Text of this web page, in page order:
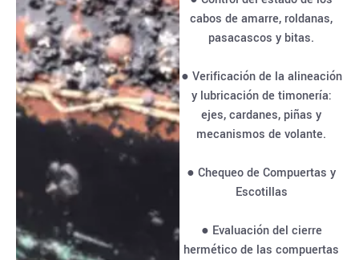
cabos de amarre, roldanas,
pasacascos y bitas.
● Verificación de la alineación
y lubricación de timonería:
ejes, cardanes, piñas y
mecanismos de volante.
● Chequeo de Compuertas y
Escotillas
● Evaluación del cierre
hermético de las compuertas